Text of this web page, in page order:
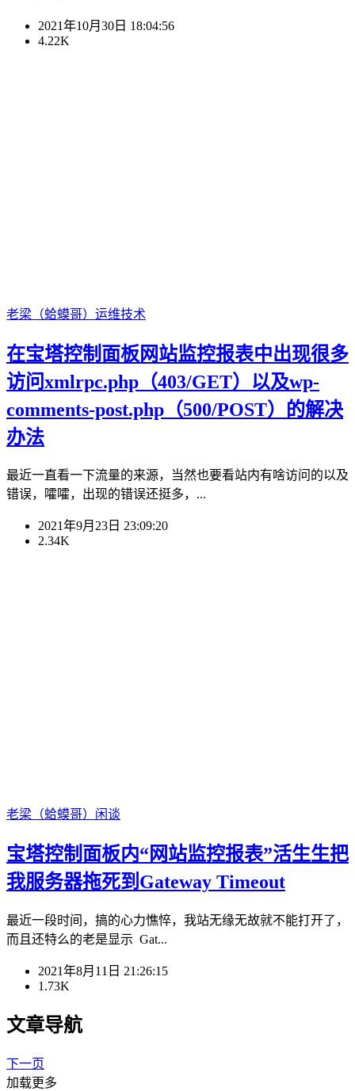
2021年10月30日 18:04:56
4.22K
老梁（蛤蟆哥） 运维技术
在宝塔控制面板网站监控报表中出现很多
访问xmlrpc.php（403/GET）以及wp-
comments-post.php（500/POST）的解决
办法
最近一直看一下流量的来源，当然也要看站内有啥访问的以及
错误，嚯嚯，出现的错误还挺多，...
2021年9月23日 23:09:20
2.34K
老梁（蛤蟆哥） 闲谈
宝塔控制面板内“网站监控报表”活生生把
我服务器拖死到Gateway Timeout
最近一段时间，搞的心力憔悴，我站无缘无故就不能打开了，
而且还特么的老是显示 Gat...
2021年8月11日 21:26:15
1.73K
文章导航
下一页
加载更多